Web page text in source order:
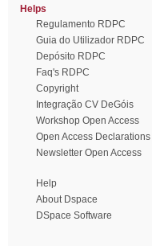
Helps
Regulamento RDPC
Guia do Utilizador RDPC
Depósito RDPC
Faq's RDPC
Copyright
Integração CV DeGóis
Workshop Open Access
Open Access Declarations
Newsletter Open Access
Help
About Dspace
DSpace Software